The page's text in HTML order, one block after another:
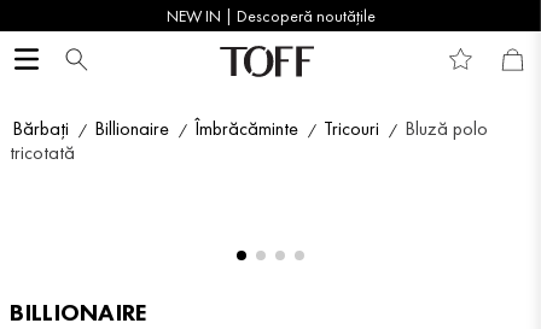
NEW IN | Descoperă noutățile
Bărbați Billionaire Îmbrăcăminte Tricouri
Bluză polo
tricotată
BILLIONAIRE